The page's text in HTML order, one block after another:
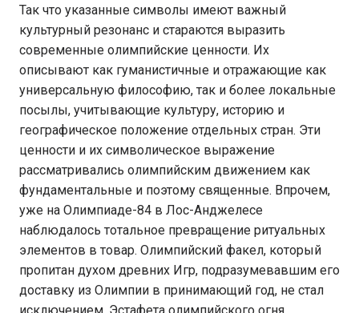
Так что указанные символы имеют важный
культурный резонанс и стараются выразить
современные олимпийские ценности. Их
описывают как гуманистичные и отражающие как
универсальную философию, так и более локальные
посылы, учитывающие культуру, историю и
географическое положение отдельных стран. Эти
ценности и их символическое выражение
рассматривались олимпийским движением как
фундаментальные и поэтому священные. Впрочем,
уже на Олимпиаде-84 в Лос-Анджелесе
наблюдалось тотальное превращение ритуальных
элементов в товар. Олимпийский факел, который
пропитан духом древних Игр, подразумевавшим его
доставку из Олимпии в принимающий год, не стал